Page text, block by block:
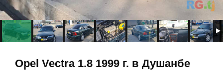
Opel Vectra 1.8 1999 г. в Душанбе